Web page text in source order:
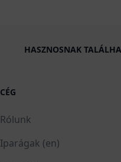
HASZNOSNAK
CÉG
Rólunk
Iparágak (en)